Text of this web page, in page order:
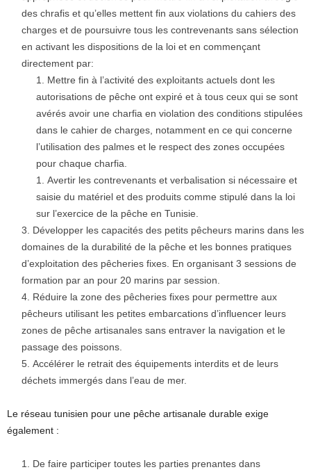
des chrafis et qu’elles mettent fin aux violations du cahiers des
charges et de poursuivre tous les contrevenants sans sélection
en activant les dispositions de la loi et en commençant
directement par:
Mettre fin à l’activité des exploitants actuels dont les
autorisations de pêche ont expiré et à tous ceux qui se sont
avérés avoir une charfia en violation des conditions stipulées
dans le cahier de charges, notamment en ce qui concerne
l’utilisation des palmes et le respect des zones occupées
pour chaque charfia.
Avertir les contrevenants et verbalisation si nécessaire et
saisie du matériel et des produits comme stipulé dans la loi
sur l’exercice de la pêche en Tunisie.
Développer les capacités des petits pêcheurs marins dans les
domaines de la durabilité de la pêche et les bonnes pratiques
d’exploitation des pêcheries fixes. En organisant 3 sessions de
formation par an pour 20 marins par session.
Réduire la zone des pêcheries fixes pour permettre aux
pêcheurs utilisant les petites embarcations d’influencer leurs
zones de pêche artisanales sans entraver la navigation et le
passage des poissons.
Accélérer le retrait des équipements interdits et de leurs
déchets immergés dans l’eau de mer.
Le réseau tunisien pour une pêche artisanale durable exige
également :
De faire participer toutes les parties prenantes dans